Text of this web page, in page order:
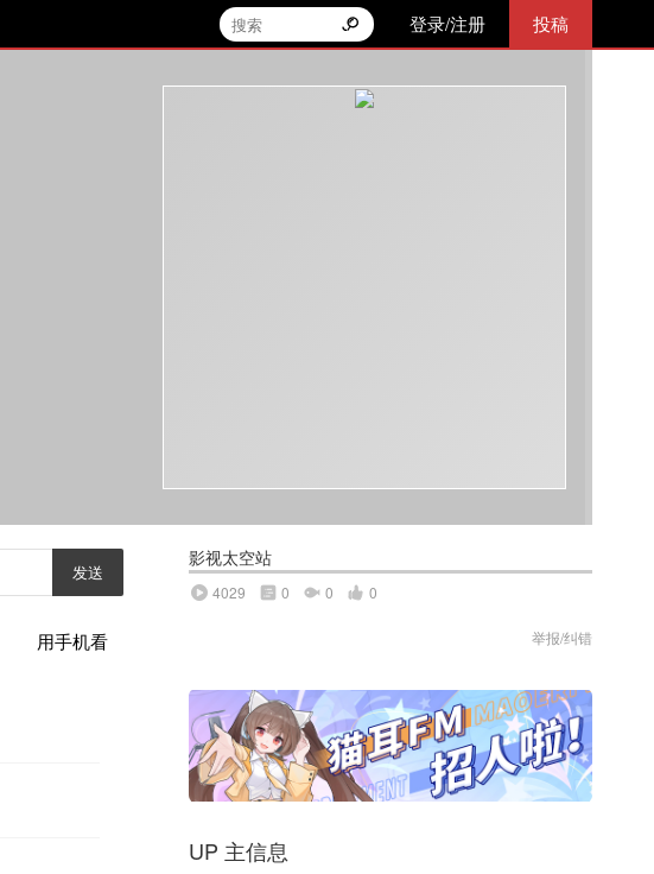
登录/注册 投稿
发送
用手机看
影视太空站
4029 0 0 0
举报/纠错
UP 主信息